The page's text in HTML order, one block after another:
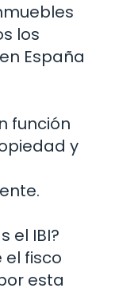
los
España
función
y
el IBI?
el fisco
esta